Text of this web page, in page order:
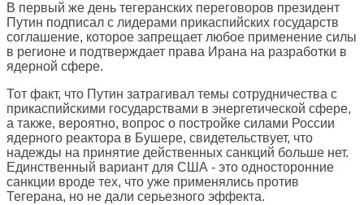
В первый же день тегеранских переговоров президент
Путин подписал с лидерами прикаспийских государств
соглашение, которое запрещает любое применение силы
в регионе и подтверждает права Ирана на разработки в
ядерной сфере.
Тот факт, что Путин затрагивал темы сотрудничества с
прикаспийскими государствами в энергетической сфере,
а также, вероятно, вопрос о постройке силами России
ядерного реактора в Бушере, свидетельствует, что
надежды на принятие действенных санкций больше нет.
Единственный вариант для США - это односторонние
санкции вроде тех, что уже применялись против
Тегерана, но не дали серьезного эффекта.